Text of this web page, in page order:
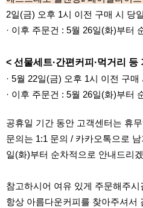
2일(금) 오후 1시 이전 구매 시 당
· 이후 주문건 : 5월 26일(화)부터
< 선물세트·간편커피·먹거리 등
· 5월 22일(금) 오후 1시 이전 구매
· 이후 주문건 : 5월 26일(화)부터
공휴일 기간 동안 고객센터는 휴
문의는 1:1 문의 / 카카오톡으로
일(화)부터 순차적으로 안내드리
참고하시어 여유 있게 주문해주시
항상 아름다운커피를 찾아주셔서